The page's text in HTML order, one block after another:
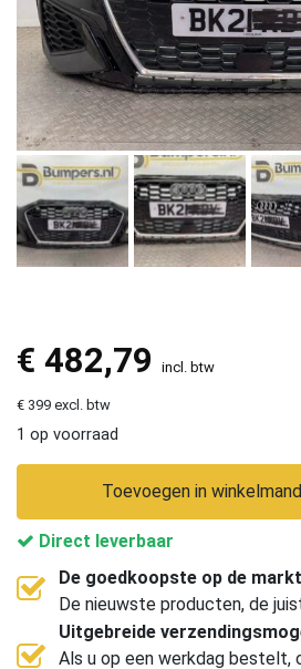
€ 482,79 incl. btw
€ 399 excl. btw
1 op voorraad
Toevoegen in winkelmand
Direct leverbaar
De goedkoopste op de markt
De nieuwste producten, de
Uitgebreide
Als u op een werkdag bestelt,